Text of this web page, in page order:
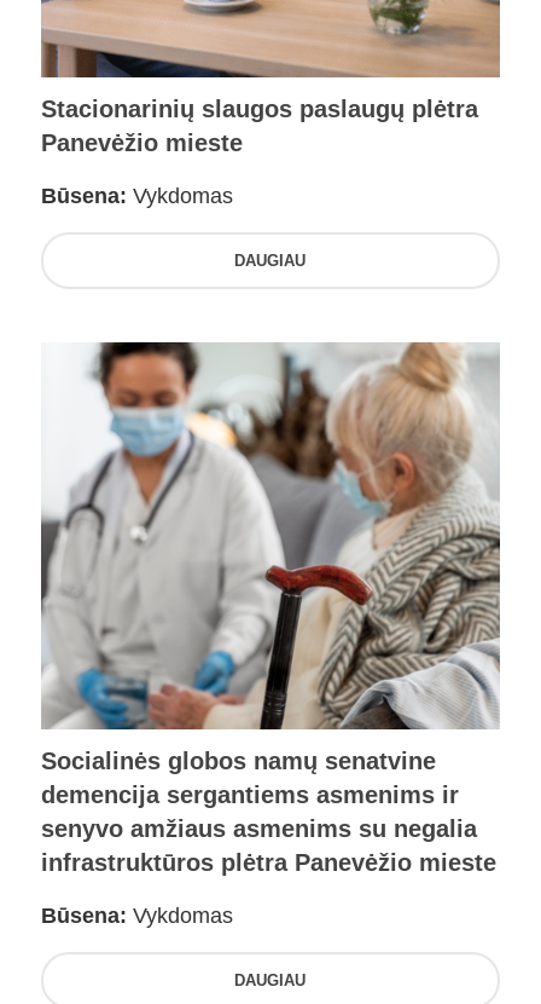
Stacionarinių slaugos paslaugų plėtra
Panevėžio mieste
Būsena: Vykdomas
DAUGIAU
Socialinės globos namų senatvine
demencija sergantiems asmenims ir
senyvo amžiaus asmenims su negalia
infrastruktūros plėtra Panevėžio mieste
Būsena: Vykdomas
DAUGIAU